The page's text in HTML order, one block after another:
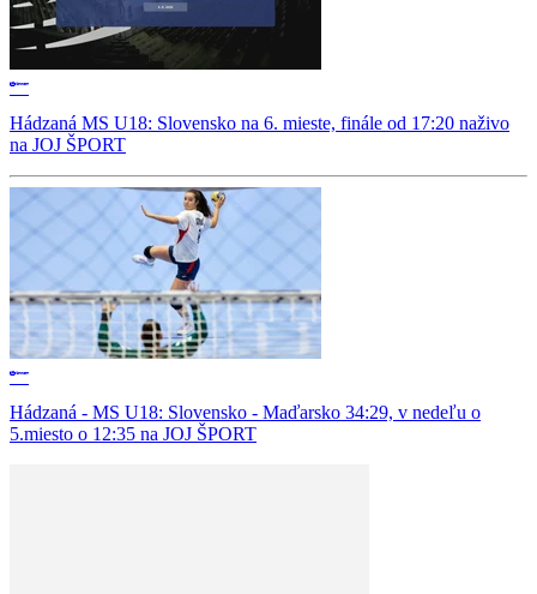
Hádzaná MS U18: Slovensko na 6. mieste, finále od 17:20 naživo
na JOJ ŠPORT
Hádzaná - MS U18: Slovensko - Maďarsko 34:29, v nedeľu o
5.miesto o 12:35 na JOJ ŠPORT